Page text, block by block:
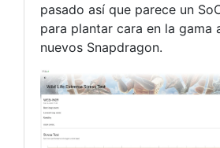
pasado así que parece un
para plantar cara en la gama
nuevos Snapdragon.